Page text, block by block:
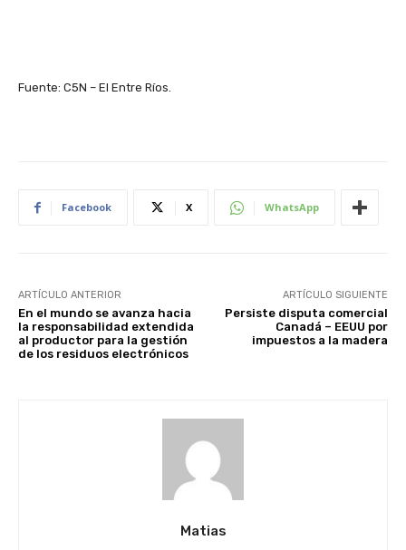
Fuente: C5N – El Entre Ríos.
Facebook X WhatsApp
ARTÍCULO ANTERIOR
En el mundo se avanza hacia
la responsabilidad extendida
al productor para la gestión
de los residuos electrónicos
ARTÍCULO SIGUIENTE
Persiste disputa comercial
Canadá – EEUU por
impuestos a la madera
Matias